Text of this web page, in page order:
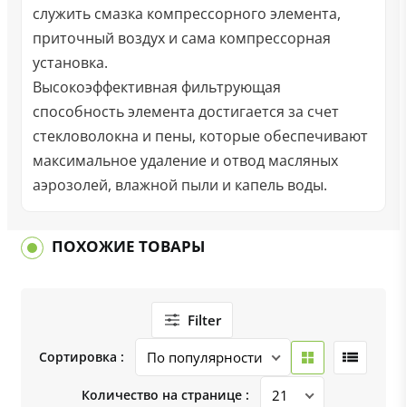
служить смазка компрессорного элемента,
приточный воздух и сама компрессорная
установка.
Высокоэффективная фильтрующая
способность элемента достигается за счет
стекловолокна и пены, которые обеспечивают
максимальное удаление и отвод масляных
аэрозолей, влажной пыли и капель воды.
ПОХОЖИЕ ТОВАРЫ
Filter
Сортировка :
Количество на странице :